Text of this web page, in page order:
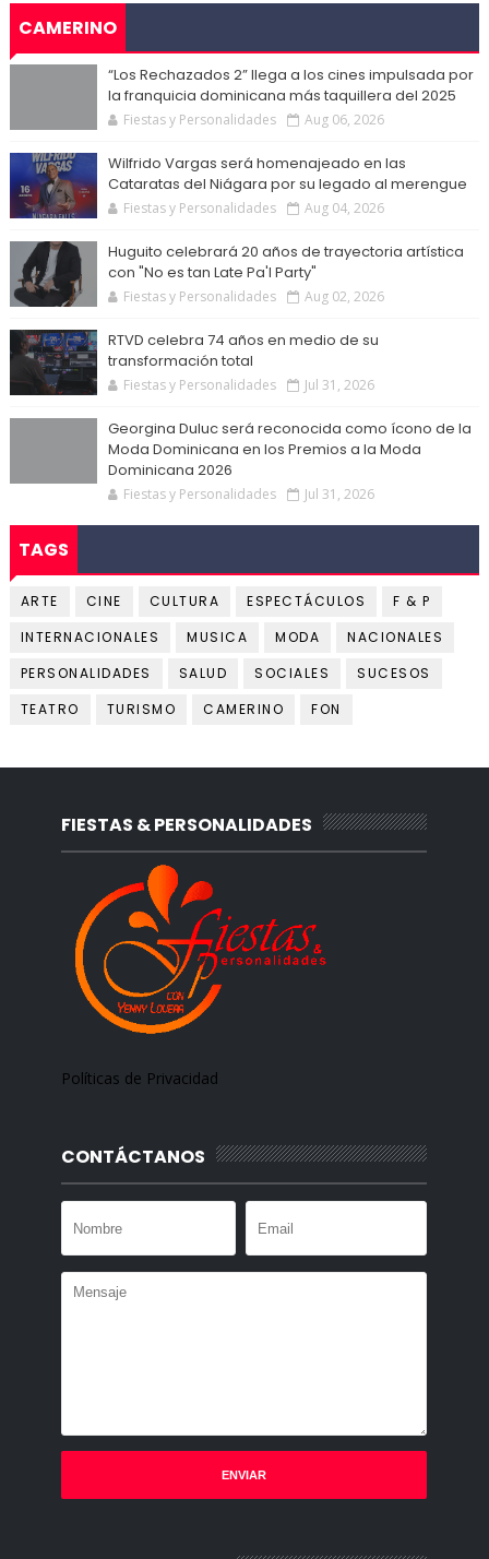
CAMERINO
“Los Rechazados 2” llega a los cines impulsada por
la franquicia dominicana más taquillera del 2025
Fiestas y Personalidades Aug 06, 2026
Wilfrido Vargas será homenajeado en las
Cataratas del Niágara por su legado al merengue
Fiestas y Personalidades Aug 04, 2026
Huguito celebrará 20 años de trayectoria artística
con "No es tan Late Pa'l Party"
Fiestas y Personalidades Aug 02, 2026
RTVD celebra 74 años en medio de su
transformación total
Fiestas y Personalidades Jul 31, 2026
Georgina Duluc será reconocida como ícono de la
Moda Dominicana en los Premios a la Moda
Dominicana 2026
Fiestas y Personalidades Jul 31, 2026
TAGS
ARTE CINE CULTURA ESPECTÁCULOS
F & P
INTERNACIONALES
MUSICA MODA
NACIONALES
PERSONALIDADES
SALUD SOCIALES
SUCESOS
TEATRO
TURISMO CAMERINO FON
FIESTAS & PERSONALIDADES
Políticas de Privacidad
CONTÁCTANOS